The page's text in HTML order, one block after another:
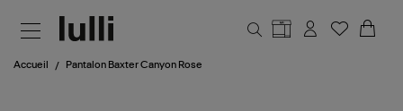
Accueil Pantalon Baxter Canyon Rose